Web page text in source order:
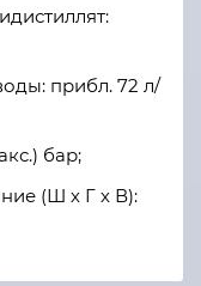
прибл. 72 л/
бар;
(Ш х Г х В):